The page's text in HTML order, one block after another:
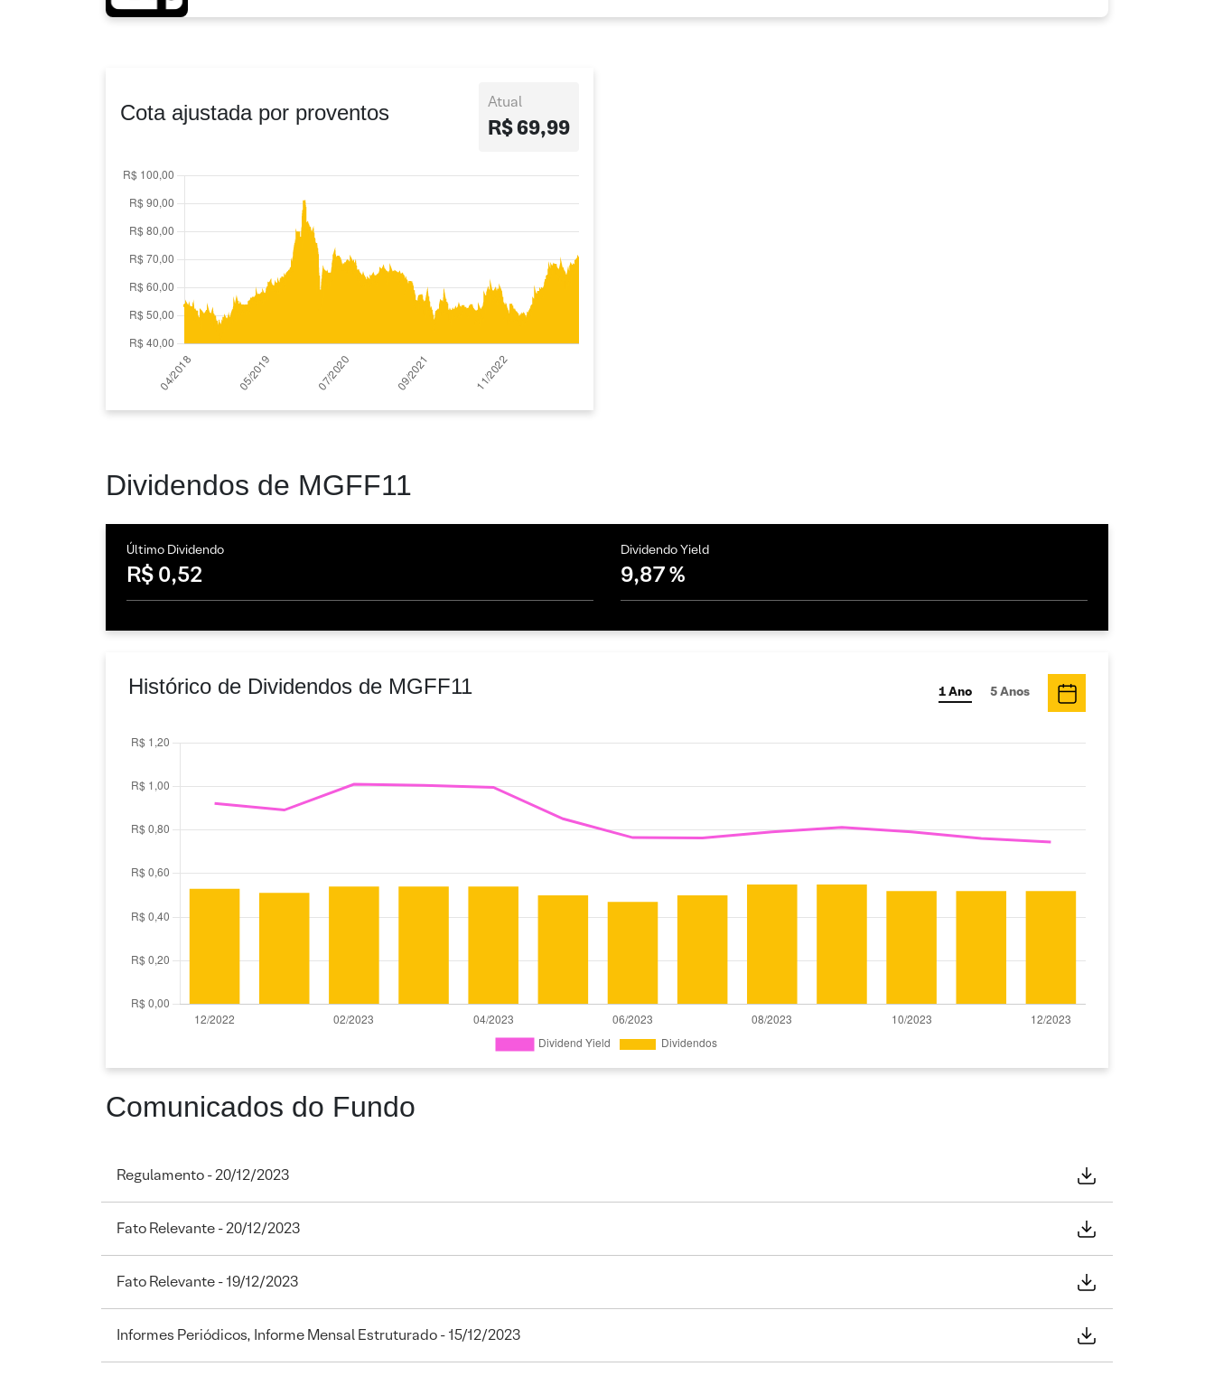
Cota ajustada por proventos Atual
R$ 69,99
Dividendos de MGFF11
Último Dividendo
R$ 0,52
Dividendo Yield
9,87 %
Histórico de Dividendos de MGFF11 1 Ano 5 Anos
Comunicados do Fundo
Regulamento - 20/12/2023
Fato Relevante - 20/12/2023
Fato Relevante - 19/12/2023
Informes Periódicos, Informe Mensal Estruturado - 15/12/2023